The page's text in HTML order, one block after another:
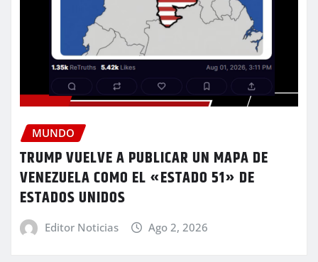
MUNDO
TRUMP VUELVE A PUBLICAR UN MAPA DE
VENEZUELA COMO EL «ESTADO 51» DE
ESTADOS UNIDOS
Editor Noticias Ago 2, 2026